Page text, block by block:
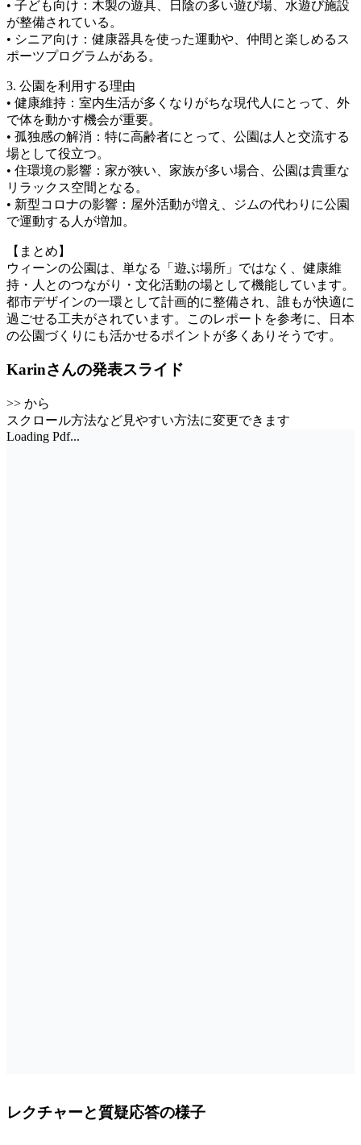
• 子ども向け：木製の遊具、日陰の多い遊び場、水遊び施設
が整備されている。
• シニア向け：健康器具を使った運動や、仲間と楽しめるス
ポーツプログラムがある。
3. 公園を利用する理由
• 健康維持：室内生活が多くなりがちな現代人にとって、外
で体を動かす機会が重要。
• 孤独感の解消：特に高齢者にとって、公園は人と交流する
場として役立つ。
• 住環境の影響：家が狭い、家族が多い場合、公園は貴重な
リラックス空間となる。
• 新型コロナの影響：屋外活動が増え、ジムの代わりに公園
で運動する人が増加。
【まとめ】
ウィーンの公園は、単なる「遊ぶ場所」ではなく、健康維
持・人とのつながり・文化活動の場として機能しています。
都市デザインの一環として計画的に整備され、誰もが快適に
過ごせる工夫がされています。このレポートを参考に、日本
の公園づくりにも活かせるポイントが多くありそうです。
Karinさんの発表スライド
>> から
スクロール方法など見やすい方法に変更できます
Loading Pdf...
レクチャーと質疑応答の様子